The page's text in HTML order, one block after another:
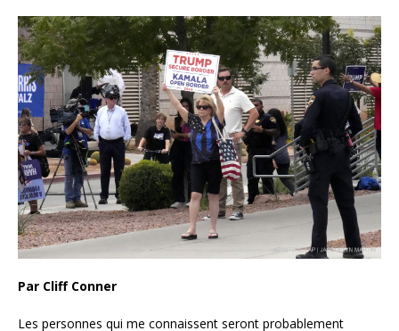
Par Cliff Conner
Les personnes qui me connaissent seront probablement